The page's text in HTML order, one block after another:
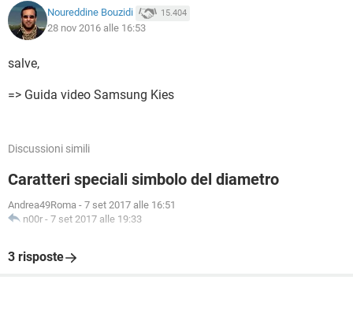
Noureddine Bouzidi 15.404
28 nov 2016 alle 16:53
salve,
=> Guida video Samsung Kies
Discussioni simili
Caratteri speciali simbolo del diametro
Andrea49Roma - 7 set 2017 alle 16:51
n00r - 7 set 2017 alle 19:33
3 risposte